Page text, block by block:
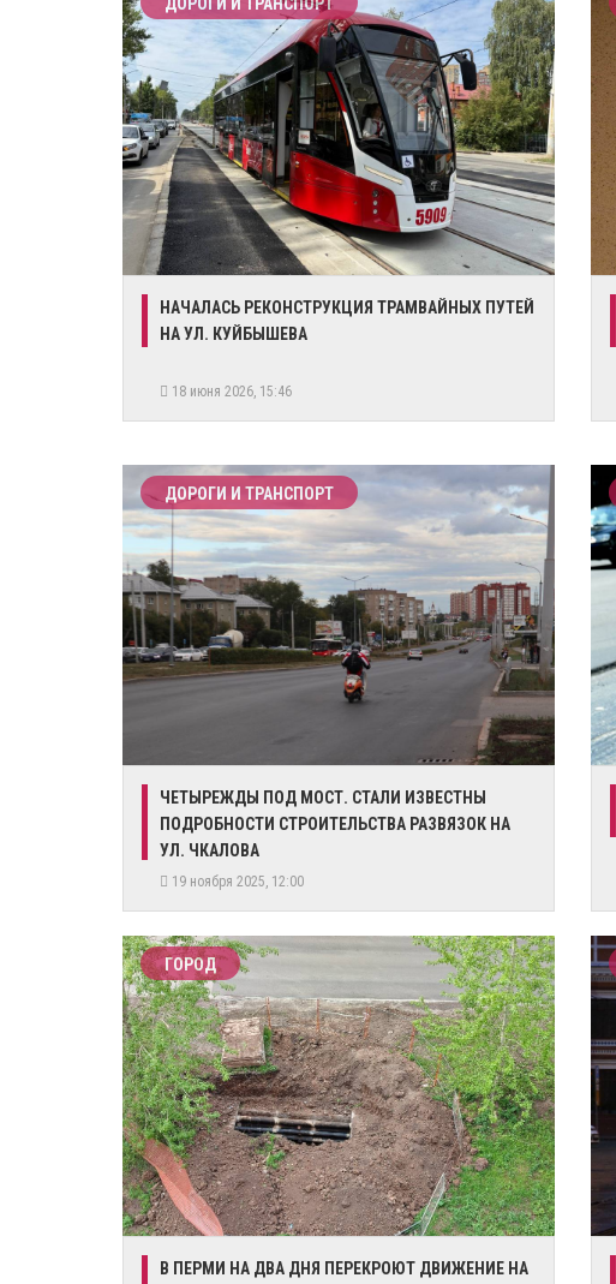
​НАЧАЛАСЬ РЕКОНСТРУКЦИЯ ТРАМВАЙНЫХ ПУТЕЙ
НА УЛ. КУЙБЫШЕВА
18 июня 2026, 15:46
ДОРОГИ И ТРАНСПОРТ
ЧЕТЫРЕЖДЫ ПОД МОСТ. СТАЛИ ИЗВЕСТНЫ
ПОДРОБНОСТИ СТРОИТЕЛЬСТВА РАЗВЯЗОК НА
УЛ. ЧКАЛОВА
19 ноября 2025, 12:00
ГОРОД
В ПЕРМИ НА ДВА ДНЯ ПЕРЕКРОЮТ ДВИЖЕНИЕ НА